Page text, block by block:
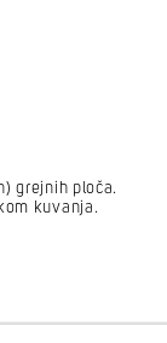
grejnih ploča.
kuvanja.